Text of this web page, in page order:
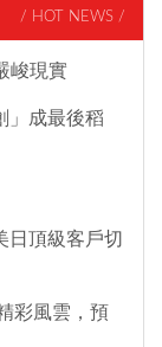
/ HOT NEWS /
峻現實
」成最後稻
日頂級客戶切
彩風雲，預